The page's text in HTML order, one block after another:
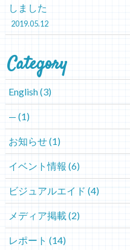
しました
2019.05.12
Category
English(3)
— (1)
お知らせ(1)
イベント情報 (6)
ビジュアルエイド (4)
メディア掲載(2)
レポート (14)